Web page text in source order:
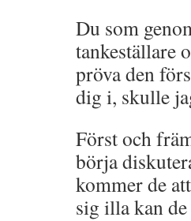
Du som
tankeställare
pröva den
dig i, skulle
Först och
börja
kommer de
sig illa kan